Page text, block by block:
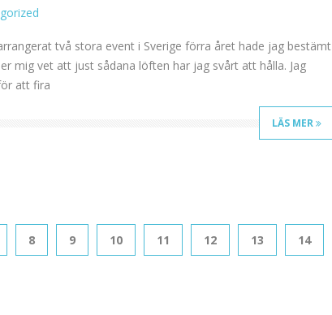
två stora event i Sverige förra året hade jag bestämt
mig vet att just sådana löften har jag svårt att hålla. Jag
att fira
LÄS MER
8 9 10 11 12 13 14